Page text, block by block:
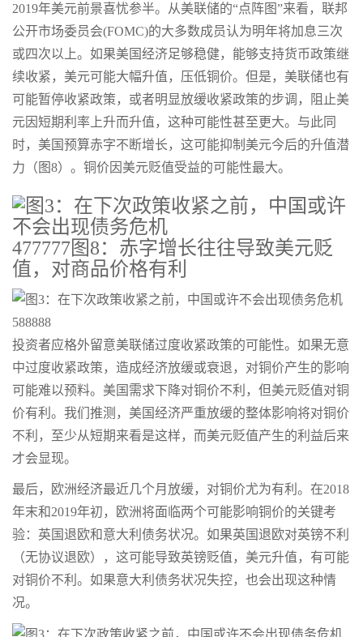
2019年美元前景喜忧参半。从美联储的“点阵图”来看，联邦
公开市场委员会(FOMC)的大多数成员认为明年将加息三次
或四次以上。如果美国经济足够稳健，能够支持货币政策继
续收紧，美元可能大幅升值，压低铜价。但是，美联储也有
可能暂停收紧政策，或者明显放缓收紧政策的步调，阻止美
元因短期利率上升而升值，这种可能性甚至更大。与此同
时，美国预算赤字不断增长，这可能抑制美元今后的升值潜
力（图8）。铜价因美元贬值受益的可能性最大。
477777图8：赤字增长往往导致美元贬
值，对商品价格有利
588888
投资者应格外留意美联储过度收紧政策的可能性。如果无意
中过度收紧政策，造成经济放缓或衰退，对铜价产生的影响
可能难以预料。美国需求下降对铜价不利，但美元贬值对铜
价有利。我们推测，美国经济严重放缓的整体影响将对铜价
不利，至少从短期来看是这样，而美元贬值产生的利益后来
才会显现。
最后，欧洲经济最近几个月放缓，对铜价尤为有利。在2018
年末和2019年初，欧洲将面临两个可能影响铜价的关键考
验：英国退欧和意大利债务状况。如果英国退欧对英镑不利
（无协议退欧），这可能导致英镑贬值，美元升值，有可能
对铜价不利。如果意大利债务状况失控，也会出现这种情
况。